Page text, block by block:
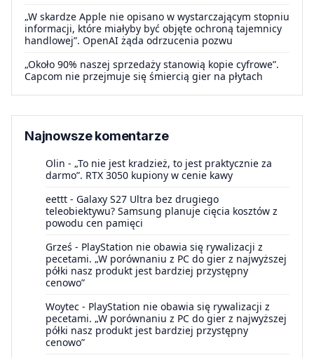
„W skardze Apple nie opisano w wystarczającym stopniu
informacji, które miałyby być objęte ochroną tajemnicy
handlowej”. OpenAI żąda odrzucenia pozwu
„Około 90% naszej sprzedaży stanowią kopie cyfrowe”.
Capcom nie przejmuje się śmiercią gier na płytach
Najnowsze komentarze
Olin - „To nie jest kradzież, to jest praktycznie za
darmo”. RTX 3050 kupiony w cenie kawy
eettt - Galaxy S27 Ultra bez drugiego
teleobiektywu? Samsung planuje cięcia kosztów z
powodu cen pamięci
Grześ - PlayStation nie obawia się rywalizacji z
pecetami. „W porównaniu z PC do gier z najwyższej
półki nasz produkt jest bardziej przystępny
cenowo”
Woytec - PlayStation nie obawia się rywalizacji z
pecetami. „W porównaniu z PC do gier z najwyższej
półki nasz produkt jest bardziej przystępny
cenowo”